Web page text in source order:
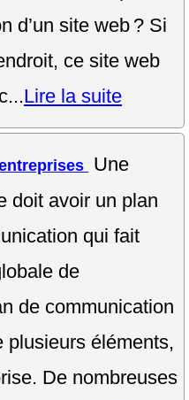
d’un site web ? Si
ce site web
Lire la suite
Une
doit avoir un plan
qui fait
de
de communication
plusieurs éléments,
De nombreuses